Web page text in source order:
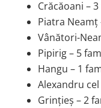
Crăcăoani –
Piatra Neamț
Vânători-
Pipirig – 5
Hangu – 1
Alexandru cel
Grințieș – 2